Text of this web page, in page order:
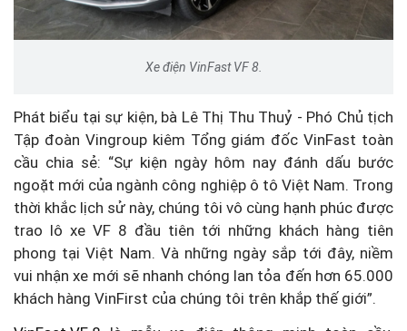
Xe điện VinFast VF 8.
Phát biểu tại sự kiện, bà Lê Thị Thu Thuỷ - Phó Chủ tịch
Tập đoàn Vingroup kiêm Tổng giám đốc VinFast toàn
cầu chia sẻ: “Sự kiện ngày hôm nay đánh dấu bước
ngoặt mới của ngành công nghiệp ô tô Việt Nam. Trong
thời khắc lịch sử này, chúng tôi vô cùng hạnh phúc được
trao lô xe VF 8 đầu tiên tới những khách hàng tiên
phong tại Việt Nam. Và những ngày sắp tới đây, niềm
vui nhận xe mới sẽ nhanh chóng lan tỏa đến hơn 65.000
khách hàng VinFirst của chúng tôi trên khắp thế giới”.